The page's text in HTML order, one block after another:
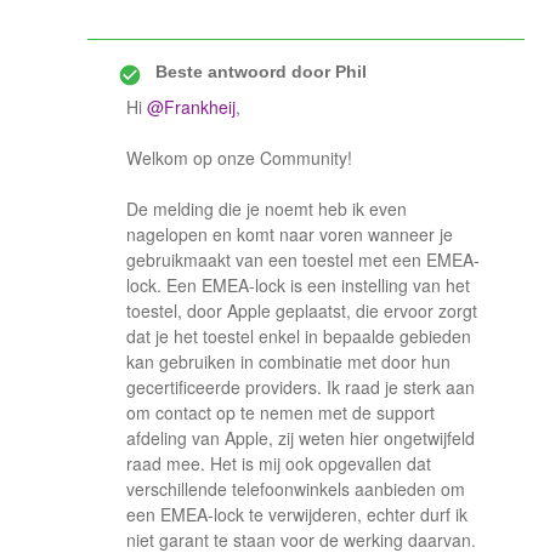
Beste antwoord doorPhil
Hi @Frankheij,
Welkom op onze Community!
De melding die je noemt heb ik even
nagelopen en komt naar voren wanneer je
gebruikmaakt van een toestel met een EMEA-
lock. Een EMEA-lock is een instelling van het
toestel, door Apple geplaatst, die ervoor zorgt
dat je het toestel enkel in bepaalde gebieden
kan gebruiken in combinatie met door hun
gecertificeerde providers. Ik raad je sterk aan
om contact op te nemen met de support
afdeling van Apple, zij weten hier ongetwijfeld
raad mee. Het is mij ook opgevallen dat
verschillende telefoonwinkels aanbieden om
een EMEA-lock te verwijderen, echter durf ik
niet garant te staan voor de werking daarvan.